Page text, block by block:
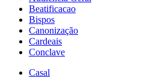
Beatificacao
Bispos
Canonização
Cardeais
Conclave
Casal